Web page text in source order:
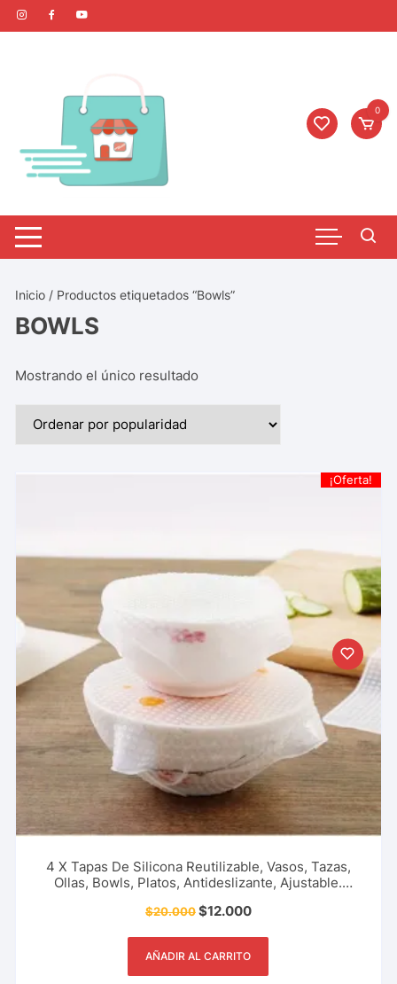
0
Inicio / Productos etiquetados “Bowls”
BOWLS
Mostrando el único resultado
¡Oferta!
4 X Tapas De Silicona Reutilizable, Vasos, Tazas,
Ollas, Bowls, Platos, Antideslizante, Ajustable.
$20.000$12.000
AÑADIR AL CARRITO